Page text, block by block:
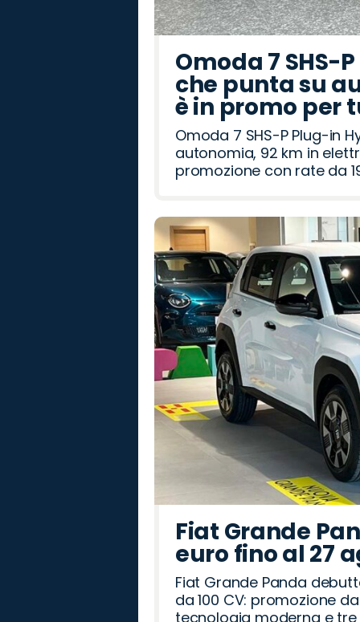
Omoda 7 SHS-
che punta su
è in promo per
Omoda 7 SHS-P Plug-in
autonomia, 92 km in
promozione con rate da
Fiat Grande
euro fino al 27
Fiat Grande Panda
da 100 CV: promozione
tecnologia moderna e